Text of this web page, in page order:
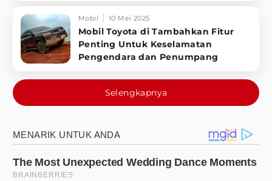
Mobil 10 Mei 2025
Mobil Toyota di Tambahkan Fitur
Penting Untuk Keselamatan
Pengendara dan Penumpang
Selengkapnya